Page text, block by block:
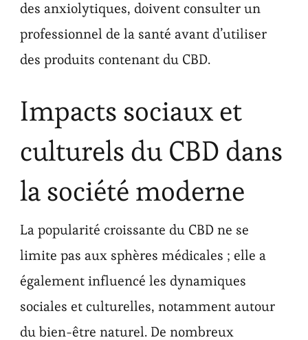
des anxiolytiques, doivent consulter un
professionnel de la santé avant d’utiliser
des produits contenant du CBD.
Impacts sociaux et
culturels du CBD dans
la société moderne
La popularité croissante du CBD ne se
limite pas aux sphères médicales ; elle a
également influencé les dynamiques
sociales et culturelles, notamment autour
du bien-être naturel. De nombreux